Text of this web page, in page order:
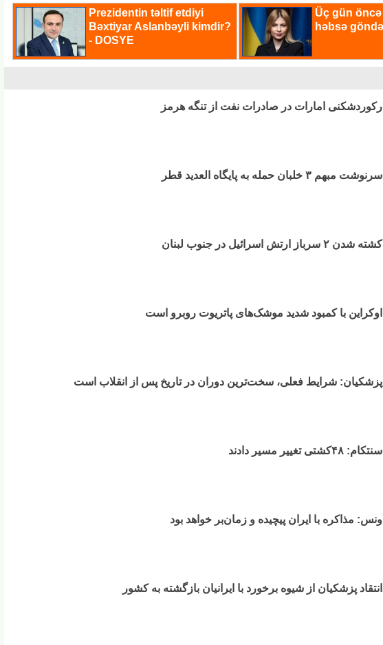
رکوردشکنی امارات در صادرات نفت از تنگه هرمز
سرنوشت مبهم ۳ خلبان حمله به پایگاه العدید قطر
کشته شدن ۲ سرباز ارتش اسرائیل در جنوب لبنان
اوکراین با کمبود شدید موشک‌های پاتریوت روبرو است
پزشکیان: شرایط فعلی، سخت‌ترین دوران در تاریخ پس از انقلاب است
سنتکام: ۴۸کشتی تغییر مسیر دادند
ونس: مذاکره با ایران پیچیده و زمان‌بر خواهد بود
انتقاد پزشکیان از شیوه برخورد با ایرانیان بازگشته به کشور